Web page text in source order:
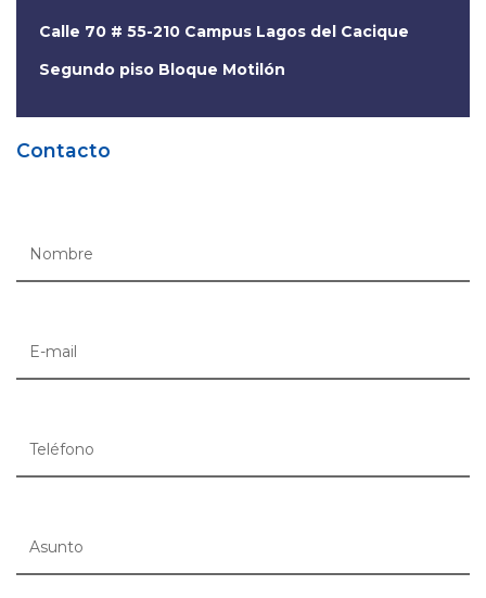
Calle 70 # 55-210 Campus Lagos del Cacique
Segundo piso Bloque Motilón
Contacto